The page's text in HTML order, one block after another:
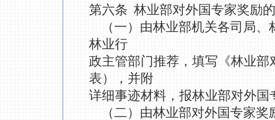
第六条 林业部对外国专家奖励
（一）由林业部机关各司局、
林业行
政主管部门推荐，填写《林业
表），并附
详细事迹材料，报林业部对外
（二）由林业部对外国专家奖